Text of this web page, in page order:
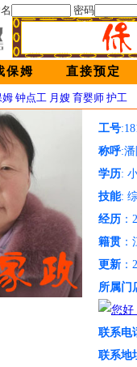
密码
保姆 直接预定
姆 钟点工 月嫂 育婴师 护工
工号
称呼:
学历:
技能:
经历
籍贯
更新
所属门
联系电
联系地